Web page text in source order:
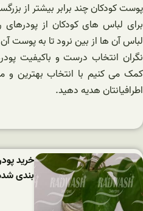
پوست کودکان چند برابر بیشتر از
برای لباس های کودکان از
لباس آن ها از بین نرود تا به پوست
نگران انتخاب درست و باکیفیت
کمک می کنیم با انتخاب بهترین و
اطرافیانتان هدیه دهید.
خرید
بندی